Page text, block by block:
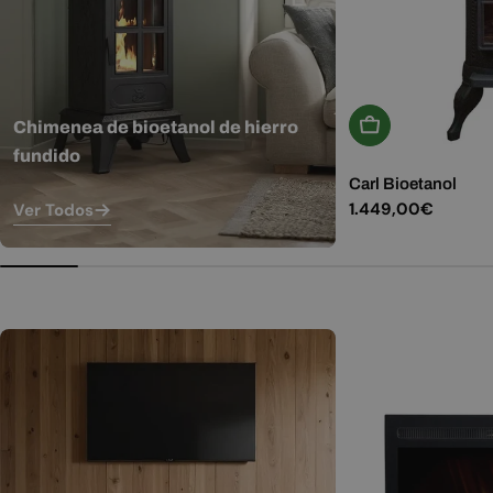
Chimenea de bioetanol de hierro
fundido
Ver Todos
Añadir A La
Carl Bioetanol
Precio
1.449,00€